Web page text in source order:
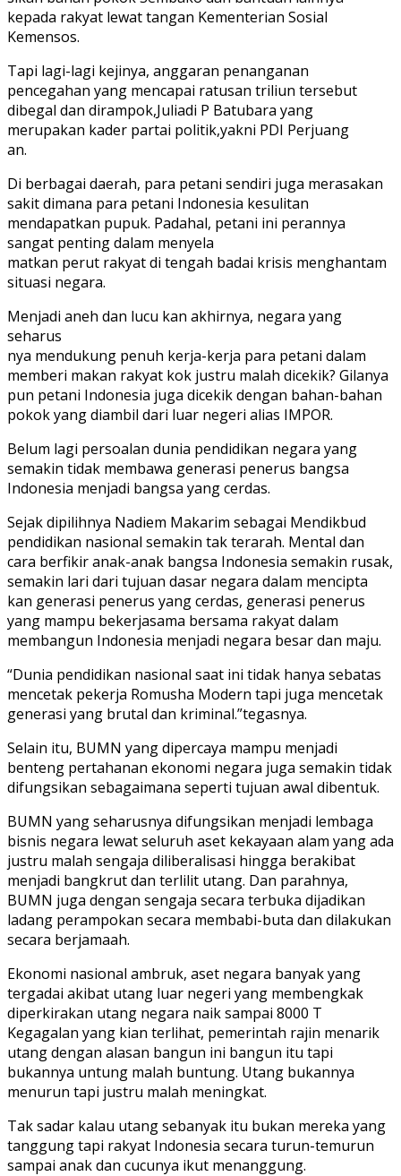
kepada rakyat lewat tangan Kementerian Sosial
Kemensos.
Tapi lagi-lagi kejinya, anggaran penanganan
pencegahan yang mencapai ratusan triliun tersebut
dibegal dan dirampok,Juliadi P Batubara yang
merupakan kader partai politik,yakni PDI Perjuang
an.
Di berbagai daerah, para petani sendiri juga merasakan
sakit dimana para petani Indonesia kesulitan
mendapatkan pupuk. Padahal, petani ini perannya
sangat penting dalam menyela
matkan perut rakyat di tengah badai krisis menghantam
situasi negara.
Menjadi aneh dan lucu kan akhirnya, negara yang
seharus
nya mendukung penuh kerja-kerja para petani dalam
memberi makan rakyat kok justru malah dicekik? Gilanya
pun petani Indonesia juga dicekik dengan bahan-bahan
pokok yang diambil dari luar negeri alias IMPOR.
Belum lagi persoalan dunia pendidikan negara yang
semakin tidak membawa generasi penerus bangsa
Indonesia menjadi bangsa yang cerdas.
Sejak dipilihnya Nadiem Makarim sebagai Mendikbud
pendidikan nasional semakin tak terarah. Mental dan
cara berfikir anak-anak bangsa Indonesia semakin rusak,
semakin lari dari tujuan dasar negara dalam mencipta
kan generasi penerus yang cerdas, generasi penerus
yang mampu bekerjasama bersama rakyat dalam
membangun Indonesia menjadi negara besar dan maju.
“Dunia pendidikan nasional saat ini tidak hanya sebatas
mencetak pekerja Romusha Modern tapi juga mencetak
generasi yang brutal dan kriminal.”tegasnya.
Selain itu, BUMN yang dipercaya mampu menjadi
benteng pertahanan ekonomi negara juga semakin tidak
difungsikan sebagaimana seperti tujuan awal dibentuk.
BUMN yang seharusnya difungsikan menjadi lembaga
bisnis negara lewat seluruh aset kekayaan alam yang ada
justru malah sengaja diliberalisasi hingga berakibat
menjadi bangkrut dan terlilit utang. Dan parahnya,
BUMN juga dengan sengaja secara terbuka dijadikan
ladang perampokan secara membabi-buta dan dilakukan
secara berjamaah.
Ekonomi nasional ambruk, aset negara banyak yang
tergadai akibat utang luar negeri yang membengkak
diperkirakan utang negara naik sampai 8000 T
Kegagalan yang kian terlihat, pemerintah rajin menarik
utang dengan alasan bangun ini bangun itu tapi
bukannya untung malah buntung. Utang bukannya
menurun tapi justru malah meningkat.
Tak sadar kalau utang sebanyak itu bukan mereka yang
tanggung tapi rakyat Indonesia secara turun-temurun
sampai anak dan cucunya ikut menanggung.